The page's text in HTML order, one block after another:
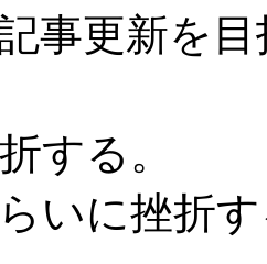
事更新を
する。
いに挫折